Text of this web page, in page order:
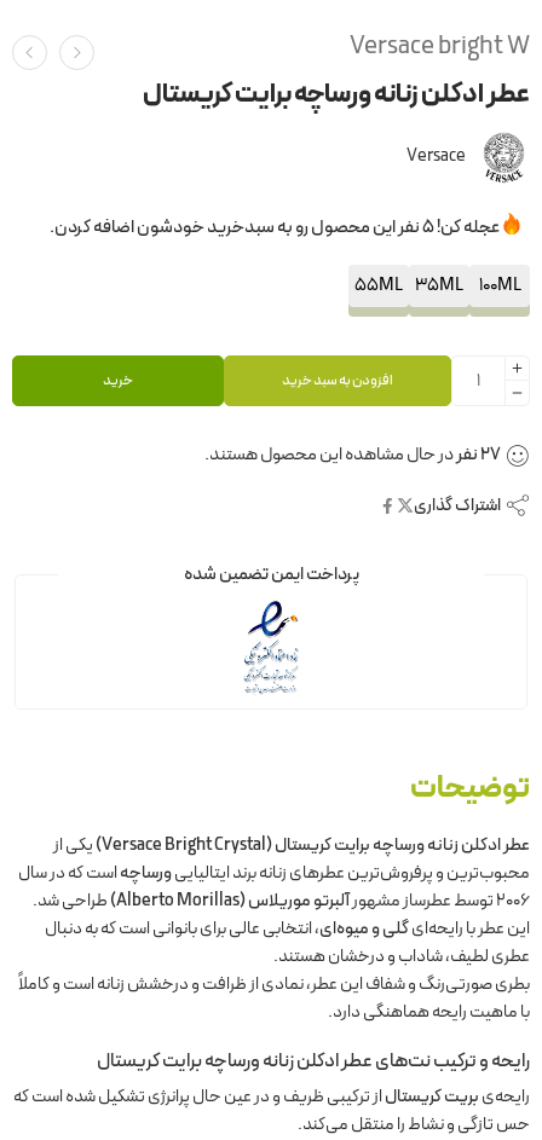
Versace bright W
عطر ادکلن زنانه ورساچه برایت کریستال
Versace
عجله کن! 5 نفر این محصول رو به سبدخرید خودشون اضافه کردن.
100ML
35ML
55ML
افزودن به سبد خرید خرید
27نفردر حال مشاهده این محصول هستند.
اشتراک گذاری
پرداخت ایمن تضمین شده
توضیحات
عطر ادکلن زنانه ورساچه برایت کریستال (Versace Bright Crystal)
یکی از
محبوب‌ترین و پرفروش‌ترین عطرهای زنانه برند ایتالیاییورساچهاست که در سال
2006 توسط عطرساز مشهور
آلبرتو موریلاس (Alberto Morillas)
طراحی شد.
این عطر با رایحه‌ایگلی و میوه‌ای، انتخابی عالی برای بانوانی است که به دنبال
عطری لطیف، شاداب و درخشان هستند.
بطری صورتی‌رنگ و شفاف این عطر، نمادی از ظرافت و درخشش زنانه است و کاملاً
با ماهیت رایحه هماهنگی دارد.
رایحه و ترکیب نت‌هایعطر ادکلن زنانه ورساچه برایت کریستال
رایحه‌یبریت کریستالاز ترکیبی ظریف و در عین حال پرانرژی تشکیل شده است که
حس تازگی و نشاط را منتقل می‌کند.